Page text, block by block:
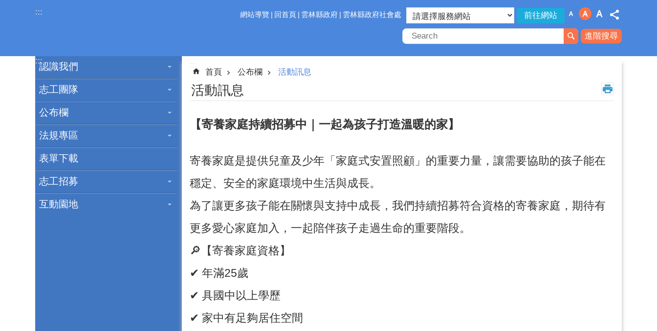
跳到主要內容區塊
::: 網站導覽 回首頁 雲林縣政府 雲林縣政府社會處
進階搜尋
:::
認識我們
志工團隊
公布欄
法規專區
表單下載
志工招募
互動園地
:::
首頁 公布欄 活動訊息
活動訊息
【寄養家庭持續招募中｜一起為孩子打造溫暖的家】
寄養家庭是提供兒童及少年「家庭式安置照顧」的重要力量，讓需要協助的孩子能在
穩定、安全的家庭環境中生活與成長。
為了讓更多孩子能在關懷與支持中成長，我們持續招募符合資格的寄養家庭，期待有
更多愛心家庭加入，一起陪伴孩子走過生命的重要階段。
🔎【寄養家庭資格】
✔ 年滿25歲
✔ 具國中以上學歷
✔ 家中有足夠居住空間